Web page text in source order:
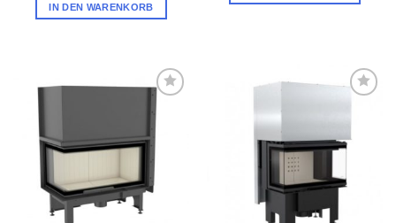
IN DEN WARENKORB
Zur
Wunschliste